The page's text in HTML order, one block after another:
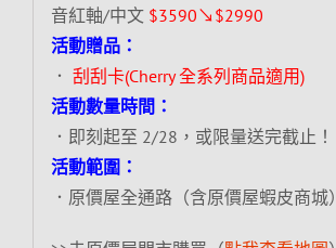
音紅軸/中文 $3590↘$2990
活動贈品：
． 刮刮卡(Cherry 全系列商品適用)
活動數量時間：
．即刻起至 2/28，或限量送完截止！
活動範圍：
．原價屋全通路（含原價屋蝦皮商城）